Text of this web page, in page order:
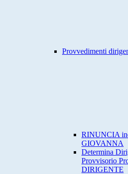
Provvedimenti
RINUNCIA
GIOVANNA
Determina
Provvisorio
DIRIGENTE